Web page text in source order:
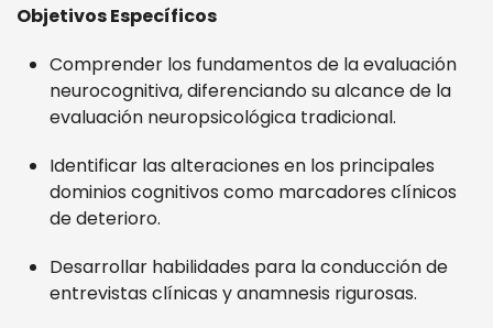
Objetivos Específicos
Comprender los fundamentos de la evaluación
neurocognitiva, diferenciando su alcance de la
evaluación neuropsicológica tradicional.
Identificar las alteraciones en los principales
dominios cognitivos como marcadores clínicos
de deterioro.
Desarrollar habilidades para la conducción de
entrevistas clínicas y anamnesis rigurosas.